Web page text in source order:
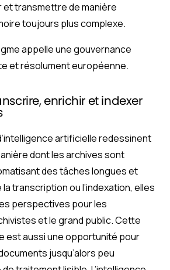
et transmettre de manière
toujours plus complexe.
appelle une gouvernance
et résolument européenne.
enrichir et indexer
artificielle redessinent
dont les archives sont
des tâches longues et
transcription ou l’indexation, elles
perspectives pour les
et le grand public. Cette
est aussi une opportunité pour
jusqu’alors peu